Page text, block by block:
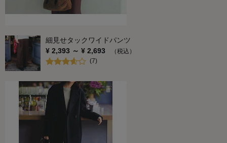
細見せタックワイドパンツ
¥ 2,393 ～ ¥ 2,693
（税込）
(7)